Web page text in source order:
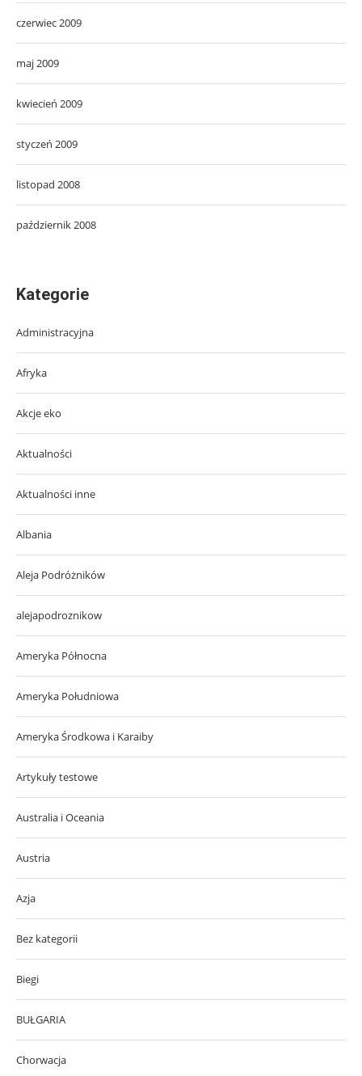
czerwiec 2009
maj 2009
kwiecień 2009
styczeń 2009
listopad 2008
październik 2008
Kategorie
Administracyjna
Afryka
Akcje eko
Aktualności
Aktualności inne
Albania
Aleja Podróżników
alejapodroznikow
Ameryka Północna
Ameryka Południowa
Ameryka Środkowa i Karaiby
Artykuły testowe
Australia i Oceania
Austria
Azja
Bez kategorii
Biegi
BUŁGARIA
Chorwacja